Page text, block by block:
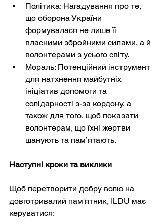
Політика: Нагадування про те,
що оборона України
формувалася не лише її
власними збройними силами, а й
волонтерами з усього світу.
Мораль: Потенційний інструмент
для натхнення майбутніх
ініціатив допомоги та
солідарності з-за кордону, а
також для того, щоб показати
волонтерам, що їхні жертви
шанують та пам’ятають.
Наступні кроки та виклики
Щоб перетворити добру волю на
довготривалий пам'ятник, ILDU має
керуватися: